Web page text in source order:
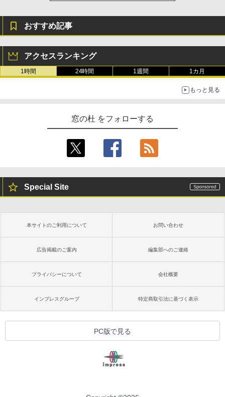
おすすめ記事
アクセスランキング
1時間 24時間 1週間 1カ月
もっと見る
窓の杜 をフォローする
Special Site
本サイトのご利用について お問い合わせ
広告掲載のご案内 編集部へのご連絡
プライバシーについて 会社概要
インプレスグループ 特定商取引法に基づく表示
PC版で見る